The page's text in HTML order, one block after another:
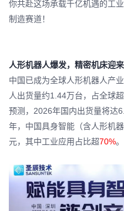
你共赴这场承载千亿机遇的工
制造赛道！
人形机器人爆发，精密机床迎
中国已成为全球人形机器人产
人出货量约1.44万台，占全球
预测，2026年国内出货量将达
年，中国具身智能（含人形机
元，其中工业应用占比超70%。